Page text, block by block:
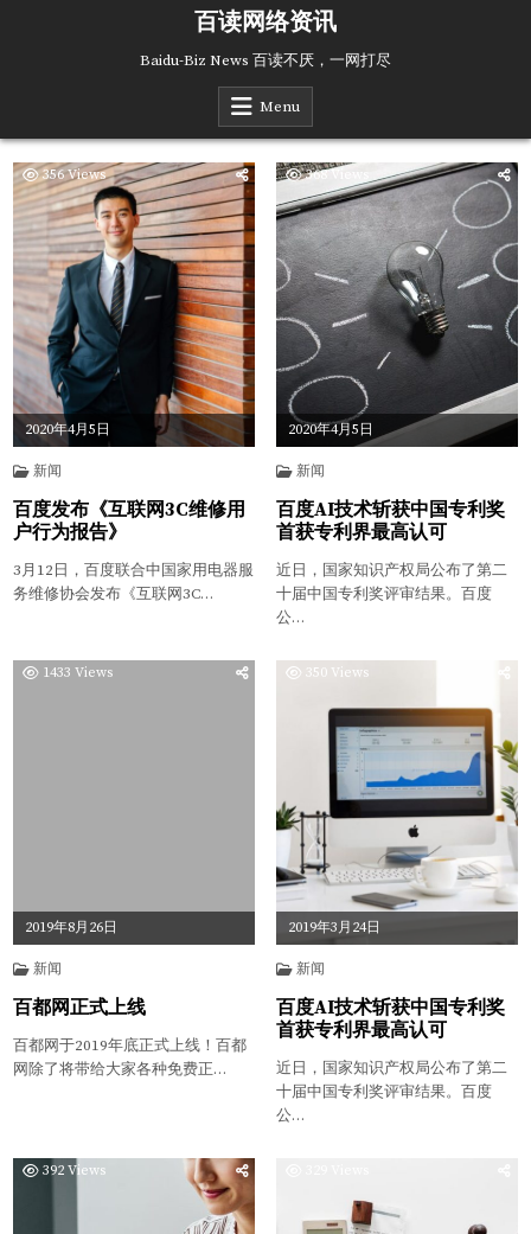
百读网络资讯
Baidu-Biz News 百读不厌，一网打尽
Menu
356Views
2020年4月5日
新闻
百度发布《互联网3C维修用
户行为报告》
3月12日，百度联合中国家用电器服
务维修协会发布《互联网3C…
368Views
2020年4月5日
新闻
百度AI技术斩获中国专利奖
首获专利界最高认可
近日，国家知识产权局公布了第二
十届中国专利奖评审结果。百度
公…
1433 Views
2019年8月26日
新闻
百都网正式上线
百都网于2019年底正式上线！百都
网除了将带给大家各种免费正…
350Views
2019年3月24日
新闻
百度AI技术斩获中国专利奖
首获专利界最高认可
近日，国家知识产权局公布了第二
十届中国专利奖评审结果。百度
公…
392 Views